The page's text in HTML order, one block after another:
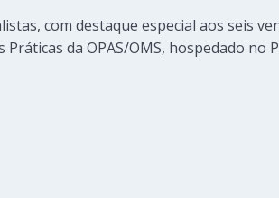
com destaque especial aos seis
da OPAS/OMS, hospedado no